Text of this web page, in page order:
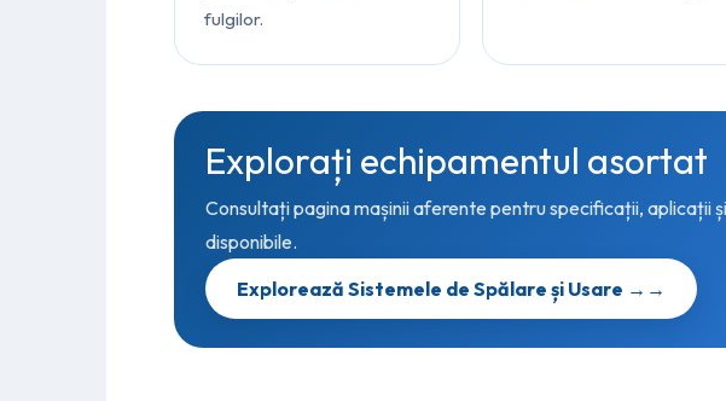
fulgilor.
Explorați echipamentul asortat
Consultați pagina mașinii aferente pentru specificații, aplicații
disponibile.
Explorează Sistemele de Spălare și Usare → →